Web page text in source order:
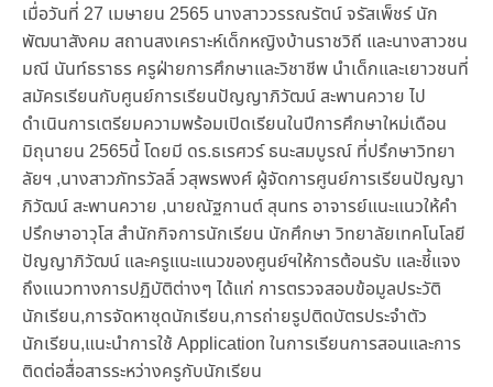
เมื่อวันที่ 27 เมษายน 2565 นางสาววรรณรัตน์ จรัสเพ็ชร์ นัก
พัฒนาสังคม สถานสงเคราะห์เด็กหญิงบ้านราชวิถี และนางสาวชน
มณี นันท์ธราธร ครูฝ่ายการศึกษาและวิชาชีพ นำเด็กและเยาวชนที่
สมัครเรียนกับศูนย์การเรียนปัญญาภิวัฒน์ สะพานควาย ไป
ดำเนินการเตรียมความพร้อมเปิดเรียนในปีการศึกษาใหม่เดือน
มิถุนายน 2565นี้ โดยมี ดร.ธเรศวร์ ธนะสมบูรณ์ ที่ปรึกษาวิทยา
ลัยฯ ,นางสาวภัทรวัลลิ์ วสุพรพงศ์ ผู้จัดการศูนย์การเรียนปัญญา
ภิวัฒน์ สะพานควาย ,นายณัฐกานต์ สุนทร อาจารย์แนะแนวให้คำ
ปรึกษาอาวุโส สำนักกิจการนักเรียน นักศึกษา วิทยาลัยเทคโนโลยี
ปัญญาภิวัฒน์ และครูแนะแนวของศูนย์ฯให้การต้อนรับ และชี้แจง
ถึงแนวทางการปฏิบัติต่างๆ ได้แก่ การตรวจสอบข้อมูลประวัติ
นักเรียน,การจัดหาชุดนักเรียน,การถ่ายรูปติดบัตรประจำตัว
นักเรียน,แนะนำการใช้ Application ในการเรียนการสอนและการ
ติดต่อสื่อสารระหว่างครูกับนักเรียน